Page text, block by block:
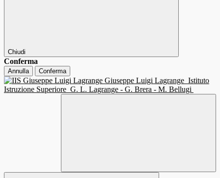
Chiudi
Conferma
Annulla Conferma
Giuseppe Luigi Lagrange Istituto
Istruzione Superiore G. L. Lagrange - G. Brera - M. Bellugi